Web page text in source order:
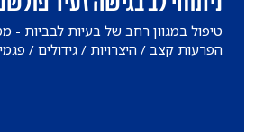
טיפול במגוון רחב של בעיות לבביות
הפרעות קצב / היצרויות / גידולים /